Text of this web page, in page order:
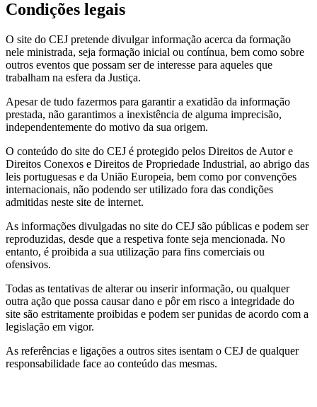
Condições legais
O site do CEJ pretende divulgar informação acerca da formação
nele ministrada, seja formação inicial ou contínua, bem como sobre
outros eventos que possam ser de interesse para aqueles que
trabalham na esfera da Justiça.
Apesar de tudo fazermos para garantir a exatidão da informação
prestada, não garantimos a inexistência de alguma imprecisão,
independentemente do motivo da sua origem.
O conteúdo do site do CEJ é protegido pelos Direitos de Autor e
Direitos Conexos e Direitos de Propriedade Industrial, ao abrigo das
leis portuguesas e da União Europeia, bem como por convenções
internacionais, não podendo ser utilizado fora das condições
admitidas neste site de internet.
As informações divulgadas no site do CEJ são públicas e podem ser
reproduzidas, desde que a respetiva fonte seja mencionada. No
entanto, é proibida a sua utilização para fins comerciais ou
ofensivos.
Todas as tentativas de alterar ou inserir informação, ou qualquer
outra ação que possa causar dano e pôr em risco a integridade do
site são estritamente proibidas e podem ser punidas de acordo com a
legislação em vigor.
As referências e ligações a outros sites isentam o CEJ de qualquer
responsabilidade face ao conteúdo das mesmas.